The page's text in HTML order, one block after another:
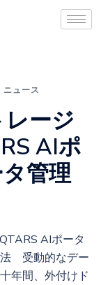
ニュース
ージ
AIポ
管理
AIポータ
法 受動的なデー
年間、外付けド